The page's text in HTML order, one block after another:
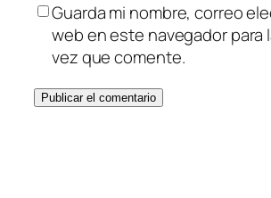
Guarda mi nombre, correo
web en este navegador para
vez que comente.